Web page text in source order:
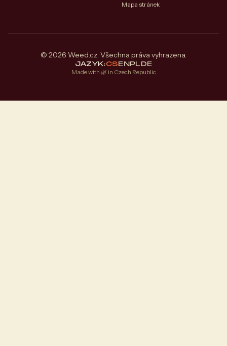
Mapa stránek
© 2026 Weed.cz. Všechna práva vyhrazena.
JAZYK:CSENPLDE
Made with 🌿 in Czech Republic